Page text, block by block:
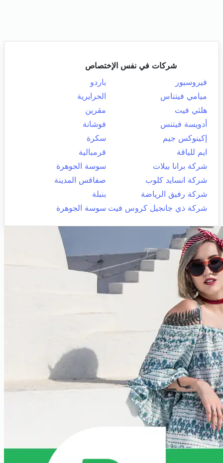
شركات في نفس الإختصاص
فيروسبور
باردو
ميامي فيتناس
الحرايرية
هلثي فيت
مقرين
أدويسة فيتنس
فوشانة
إكينوكس جيم
سكرة
ايم للياقة
قرمبالية
شركة برانا بيلات
سوسة الجوهرة
شركة انسايد كلوب
صفاقس المدينة
شركة رفيق الرياضة
بنبلة
شركة ذي جانجيل كروس فيت سوسة الجوهرة